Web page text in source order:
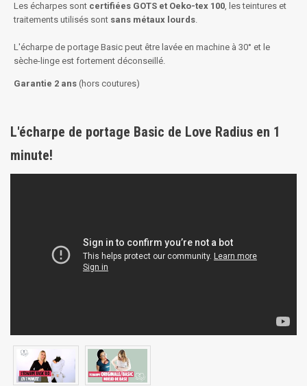
Les écharpes sont certifiées GOTS et Oeko-tex 100, les teintures et
traitements utilisés sont sans métaux lourds.
L'écharpe de portage Basic peut être lavée en machine à 30° et le
sèche-linge est fortement déconseillé.
Garantie 2 ans (hors coutures)
L'écharpe de portage Basic de Love Radius en 1
minute!